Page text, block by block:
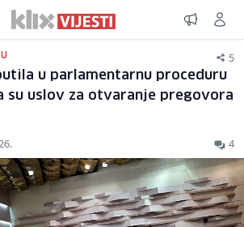
5
u parlamentarnu proceduru
su uslov za otvaranje pregovora
4